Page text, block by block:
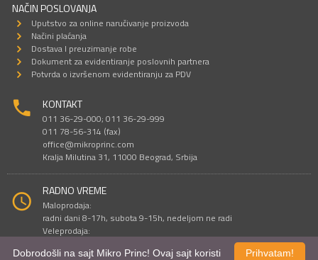
NAČIN POSLOVANJA
Uputstvo za online naručivanje proizvoda
Načini plaćanja
Dostava I preuzimanje robe
Dokument za evidentiranje poslovnih partnera
Potvrda o izvršenom evidentiranju za PDV
KONTAKT
011 36-29-000; 011 36-29-999
011 78-56-314 (fax)
office@mikroprinc.com
Kralja Milutina 31, 11000 Beograd, Srbija
RADNO VREME
Maloprodaja:
radni dani 8-17h, subota 9-15h, nedeljom ne radi
Veleprodaja:
Prihvatam!
Dobrodošli na sajt Mikro Princ! Ovaj sajt koristi